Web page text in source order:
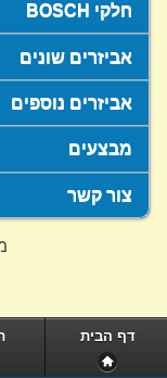
חלקי BOSCH
אביזרים שונים
אביזרים נוספים
מבצעים
צור קשר
דף הבית